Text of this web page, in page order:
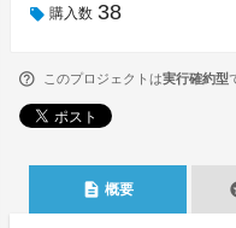
購入数 38
このプロジェクトは実行確約型
description 概要